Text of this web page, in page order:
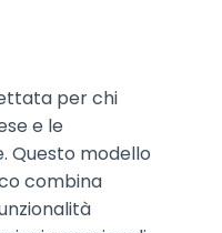
per chi
e le
Questo modello
combina